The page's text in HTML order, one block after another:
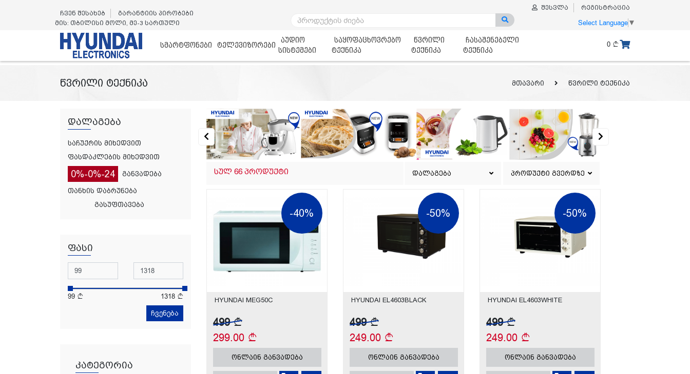
ჩვენ შესახებ
გარანტიის პირობები
მის: თბილისი მოლი, მე-3 სართული
შესვლა რეგისტრაცია
Select Language▼
სმარტფონები ტელევიზორები
აუდიო
სისტემები
საყოფაცხოვრებო
ტექნიკა
წვრილი
ტექნიკა
ჩასაშენებელი
ტექნიკა
0
წვრილი ტექნიკა მთავარი წვრილი ტექნიკა
დალაგება
საჩუქრის მიხედვით
ფასდაკლების მიხედვით
0%-0%-24 განვადება
თანხის დაბრუნება
გასუფთავება
ფასი
99 1318
ჩვენება
კატეგორია
სულ 66 პროდუქტი დალაგება პროდუქტი გვერდზე
-40%
HYUNDAI MEG50C
499
299.00
ონლაინ განვადება
-50%
HYUNDAI EL4603BLACK
499
249.00
ონლაინ განვადება
-50%
HYUNDAI EL4603WHITE
499
249.00
ონლაინ განვადება